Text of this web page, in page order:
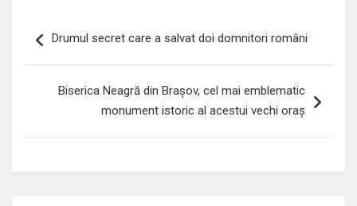
în
Drumul secret care a salvat doi domnitori români
Biserica Neagră din Brașov, cel mai emblematic
monument istoric al acestui vechi oraș